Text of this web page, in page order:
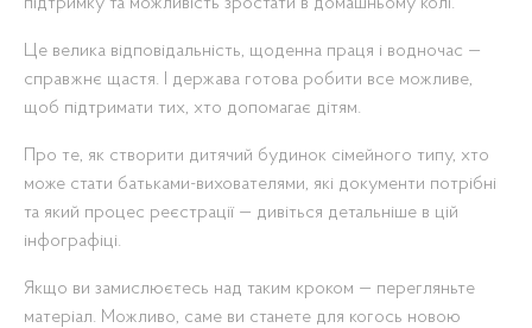
Це велика відповідальність, щоденна праця і водночас —
справжнє щастя. І держава готова робити все можливе,
щоб підтримати тих, хто допомагає дітям.
Про те, як створити дитячий будинок сімейного типу, хто
може стати батьками-вихователями, які документи потрібні
та який процес реєстрації — дивіться детальніше в цій
інфографіці.
Якщо ви замислюєтесь над таким кроком — перегляньте
матеріал. Можливо, саме ви станете для когось новою